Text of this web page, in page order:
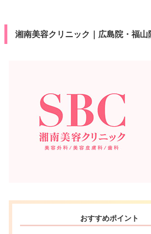
湘南美容クリニック｜広島院・福山
おすすめポイント